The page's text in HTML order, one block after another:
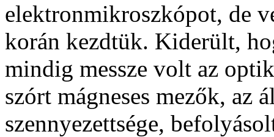
elektronmikroszkópot, de
korán kezdtük. Kiderült,
mindig messze volt az
szórt mágneses mezők, az
szennyezettsége,